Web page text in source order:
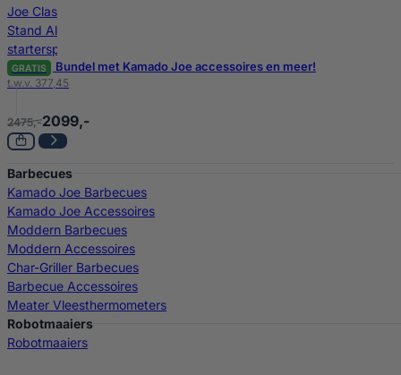
GRATIS Bundel met Kamado Joe accessoires en meer!
t.w.v. 377,45
2475,-2099,-
Barbecues
Kamado Joe Barbecues
Kamado Joe Accessoires
Moddern Barbecues
Moddern Accessoires
Char-Griller Barbecues
Barbecue Accessoires
Meater Vleesthermometers
Robotmaaiers
Robotmaaiers